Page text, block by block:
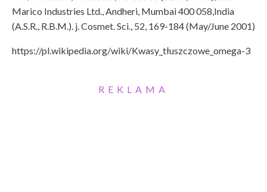
Marico Industries Ltd., Andheri, Mumbai 400 058,India
(A.S.R., R.B.M.). j. Cosmet. Sci., 52, 169-184 (May/June 2001)
https://pl.wikipedia.org/wiki/Kwasy_tłuszczowe_omega-3
REKLAMA